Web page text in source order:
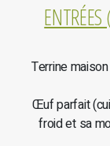
Terrine
Œuf parfait
froid et sa